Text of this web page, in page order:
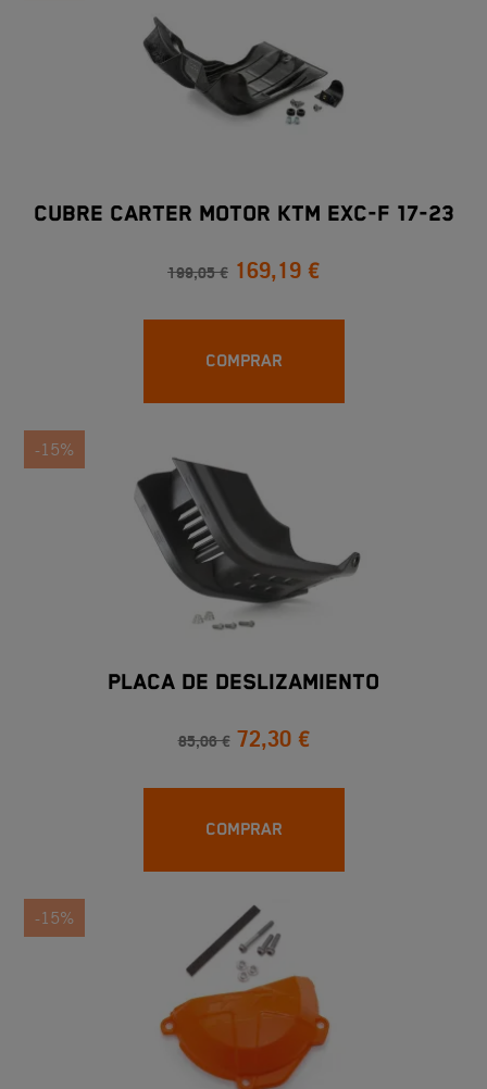
CUBRE CARTER MOTOR KTM EXC-F 17-23
199,05 € 169,19 €
COMPRAR
-15%
PLACA DE DESLIZAMIENTO
85,06 € 72,30 €
COMPRAR
-15%